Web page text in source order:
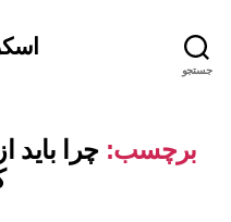
جستجو
برچسب: چرا باید